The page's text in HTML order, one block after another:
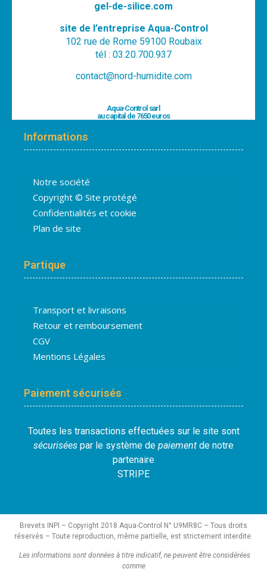
gel-de-silice.com
site de l’entreprise Aqua-Control
102 rue de Rome 59100 Roubaix
tél : 03.20.700.937
contact@nord-humidite.com
Aqua-Control sarl
au capital de 7650 euros
Informations
Notre société
Copyright © Site protégé
Confidentialités et cookie
Plan de site
Partique
Transport et livraisons
Retour et remboursement
CGV
Mentions Légales
Paiement sécurisés
Toutes les transactions effectuées sur le site sont
sécurisées par le système de paiement de notre
partenaire
STRIPE
Brevets INPI – Copyright 2018 Aqua-Control N° U9MR8C – Tous droits
réservés – Toute reproduction, même partielle, est strictement interdite.
Les informations sont données à titre indicatif, ne peuvent être considérées
comme